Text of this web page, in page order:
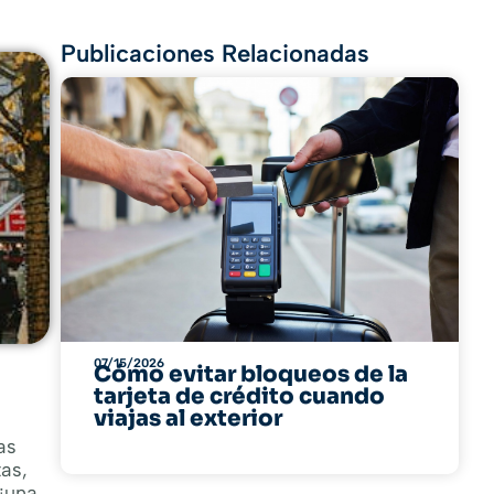
Publicaciones Relacionadas
07/15/2026
Cómo evitar bloqueos de la
tarjeta de crédito cuando
viajas al exterior